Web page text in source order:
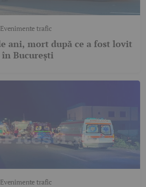
Evenimente trafic
ani, mort după ce a fost lovit
București
Evenimente trafic